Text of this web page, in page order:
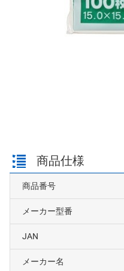
商品仕様
商品番号
メーカー型番
JAN
メーカー名